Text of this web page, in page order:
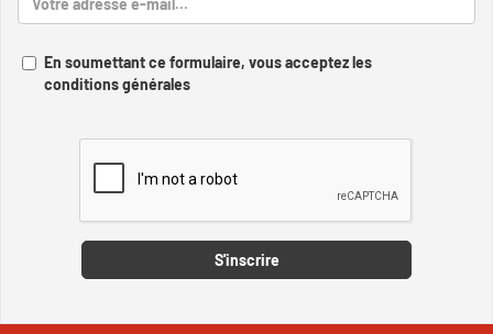
En soumettant ce formulaire, vous acceptez les
conditions générales
S'inscrire